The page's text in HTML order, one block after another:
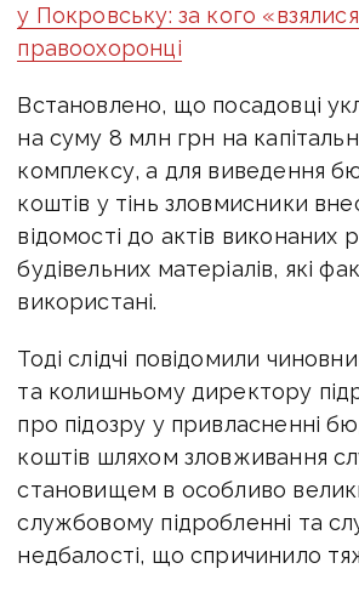
у Покровську: за кого
правоохоронці
Встановлено, що посадовці
на суму 8 млн грн на
комплексу, а для виведення
коштів у тінь зловмисники
відомості до актів виконаних
будівельних матеріалів, які
використані.
Тоді слідчі повідомили
та колишньому директору
про підозру у привласненні
коштів шляхом зловживання
становищем в особливо
службовому підробленні та
недбалості, що спричинило